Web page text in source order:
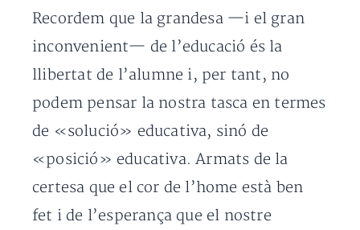
Recordem que la grandesa —i el gran
inconvenient— de l’educació és la
llibertat de l’alumne i, per tant, no
podem pensar la nostra tasca en termes
de «solució» educativa, sinó de
«posició» educativa. Armats de la
certesa que el cor de l’home està ben
fet i de l’esperança que el nostre